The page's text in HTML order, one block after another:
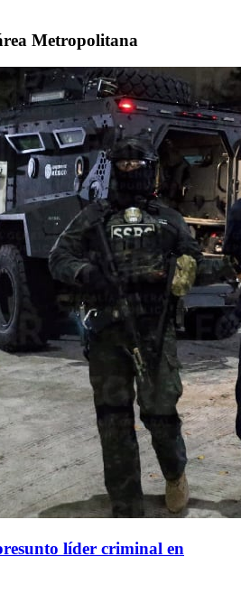
Metropolitana
líder criminal en